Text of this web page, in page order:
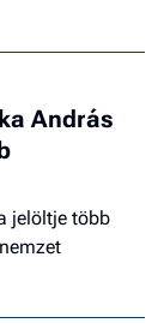
András
jelöltje több